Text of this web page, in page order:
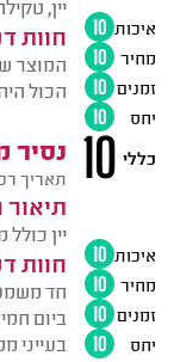
יין,
חוות
המוצר
הכול
איכות 10
מחיר
10
זמנים 10
יחס
10
נסיר
תאריך
יין
חוות
חד
ביום
בעייני
10 כללי
איכות 10
מחיר
10
זמנים 10
יחס
10